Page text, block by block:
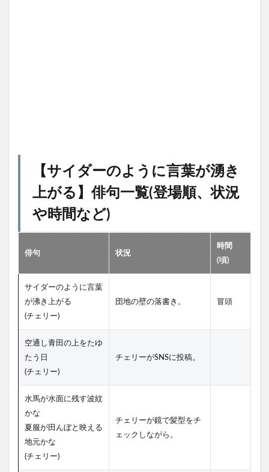
【サイダーのように言葉が湧き
上がる 】俳句一覧(登場順、状況
や時間など)
俳句 状況
時間
(頃)
サイダーのように言葉
が沸き上がる
(チェリー)
団地の壁の落書き。 冒頭
空通し青田の上をたゆ
たう日
(チェリー)
チェリーがSNSに投稿。
水馬が水面に残す波紋
かな
夏服が田んぼと映える
地元かな
(チェリー)
チェリーが鏡で髪型をチ
ェックしながら。